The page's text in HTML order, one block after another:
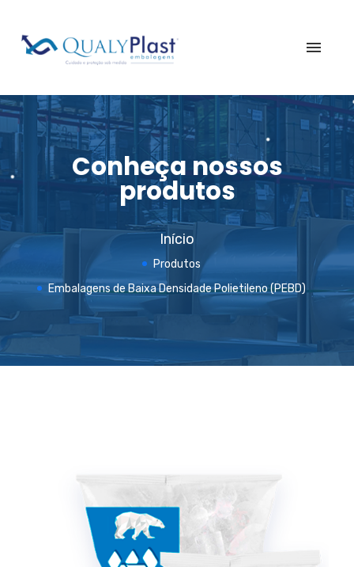
Início
Quem Somos
Produtos
Serviços
vendas@qualyplastembalagens.com.br
+55 (19) 3406-6407
Rua do Eletricista, 320, Distrito Industrial Werner Plaas - Americana/SP
Conheça nossos
produtos
Início
Produtos
Embalagens de Baixa Densidade Polietileno (PEBD)